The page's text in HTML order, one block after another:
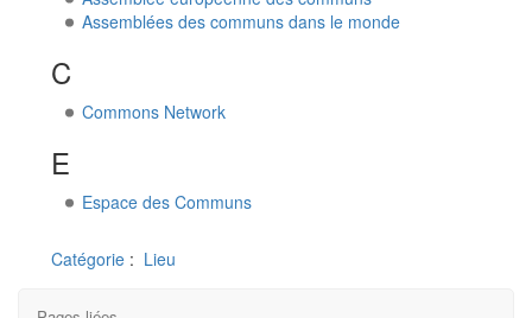
Assemblées des communs dans le monde
C
Commons Network
E
Espace des Communs
Catégorie : Lieu